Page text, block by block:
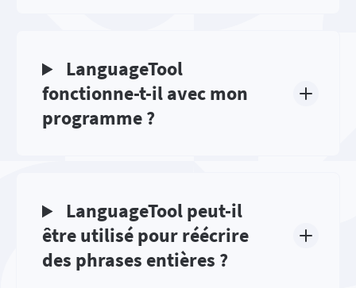
LanguageTool
fonctionne-t-il avec mon
programme ?
LanguageTool peut-il
être utilisé pour réécrire
des phrases entières ?